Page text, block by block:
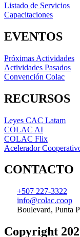
Listado de Servicios
Capacitaciones
EVENTOS
Próximas Actividades
Actividades Pasados
Convención Colac
RECURSOS
Leyes CAC Latam
COLAC AI
COLAC Flix
Acelerador
CONTACTO
+507 227-3322
info@colac.coop
Boulevard, Punta
Copyright